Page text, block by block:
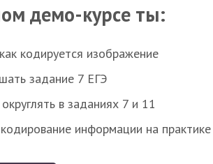
демо-курсе ты:
кодируется изображение
задание 7 ЕГЭ
в заданиях 7 и 11
информации на практике